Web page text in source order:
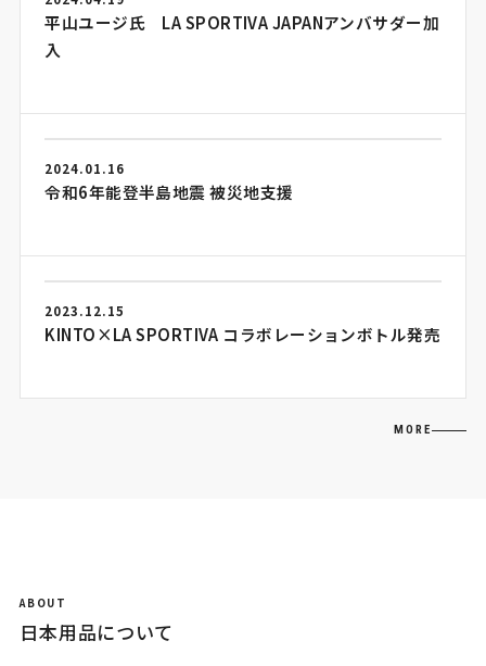
平山ユージ氏 LA SPORTIVA JAPANアンバサダー加
入
2024.01.16
令和6年能登半島地震 被災地支援
2023.12.15
KINTO×LA SPORTIVA コラボレーションボトル発売
MORE
ABOUT
日本用品について